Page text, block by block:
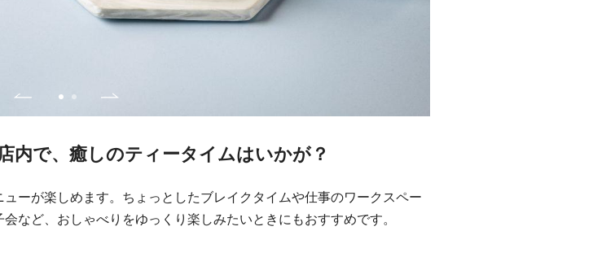
内で、癒しのティータイムはいかが？
ーが楽しめます。ちょっとしたブレイクタイムや仕事のワークスペー
など、おしゃべりをゆっくり楽しみたいときにもおすすめです。